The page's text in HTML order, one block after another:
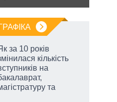
за 10 років
кількість
на
та